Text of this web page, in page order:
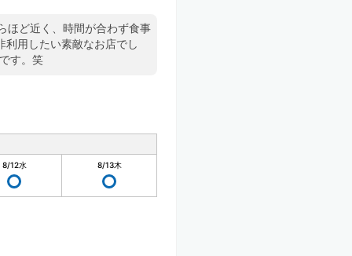
ほど近く、時間が合わず食事
利用したい素敵なお店でし
す。笑
8/12水 8/13木